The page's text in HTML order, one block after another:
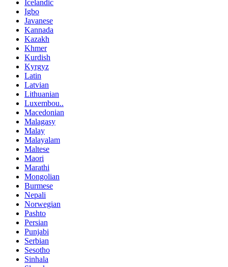
Icelandic
Igbo
Javanese
Kannada
Kazakh
Khmer
Kurdish
Kyrgyz
Latin
Latvian
Lithuanian
Luxembou..
Macedonian
Malagasy
Malay
Malayalam
Maltese
Maori
Marathi
Mongolian
Burmese
Nepali
Norwegian
Pashto
Persian
Punjabi
Serbian
Sesotho
Sinhala